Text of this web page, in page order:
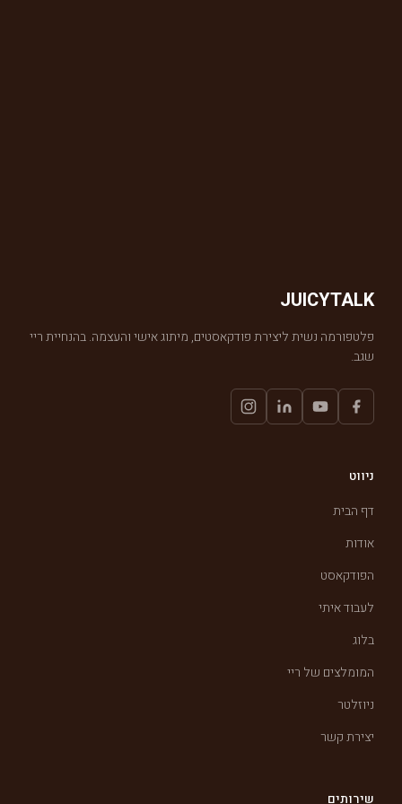
JUICYTALK
פלטפורמה נשית ליצירת פודקאסטים, מיתוג אישי והעצמה. בהנחיית ריי
שגב.
ניווט
דף הבית
אודות
הפודקאסט
לעבוד איתי
בלוג
המומלצים של ריי
ניוזלטר
יצירת קשר
שירותים